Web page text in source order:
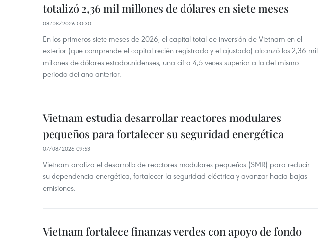
totalizó 2,36 mil millones de dólares en siete meses
08/08/2026 00:30
En los primeros siete meses de 2026, el capital total de inversión de Vietnam en el
exterior (que comprende el capital recién registrado y el ajustado) alcanzó los 2,36 mil
millones de dólares estadounidenses, una cifra 4,5 veces superior a la del mismo
periodo del año anterior.
Vietnam estudia desarrollar reactores modulares
pequeños para fortalecer su seguridad energética
07/08/2026 09:53
Vietnam analiza el desarrollo de reactores modulares pequeños (SMR) para reducir
su dependencia energética, fortalecer la seguridad eléctrica y avanzar hacia bajas
emisiones.
Vietnam fortalece finanzas verdes con apoyo de fondo